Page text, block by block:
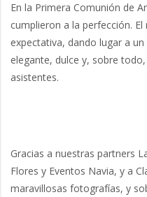
En la Primera Comunión de
cumplieron a la perfección.
expectativa, dando lugar a
elegante, dulce y, sobre
asistentes.
Gracias a nuestras partners
Flores y Eventos Navia, y a
maravillosas fotografías, y